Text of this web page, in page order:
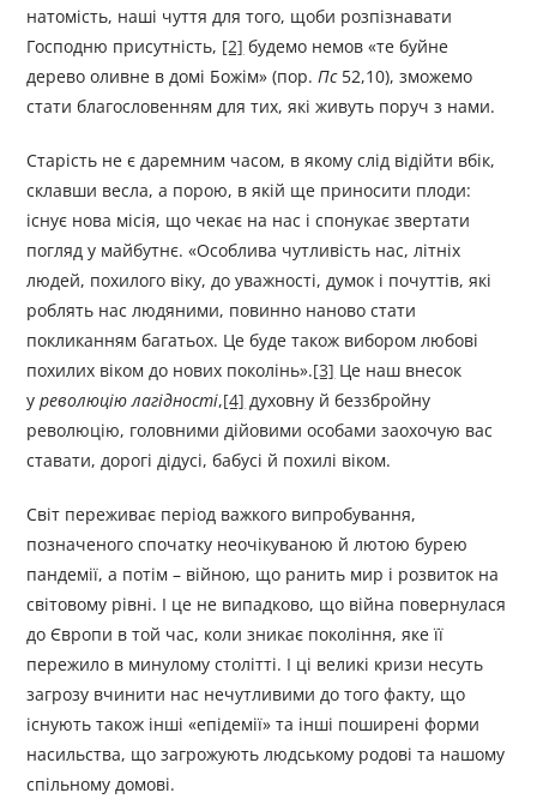
натомість, наші чуття для того, щоби розпізнавати
Господню присутність, [2] будемо немов «те буйне
дерево оливне в домі Божім» (пор.Пс52,10), зможемо
стати благословенням для тих, які живуть поруч з нами.
Старість не є даремним часом, в якому слід відійти вбік,
склавши весла, а порою, в якій ще приносити плоди:
існує нова місія, що чекає на нас і спонукає звертати
погляд у майбутнє. «Особлива чутливість нас, літніх
людей, похилого віку, до уважності, думок і почуттів, які
роблять нас людяними, повинно наново стати
покликанням багатьох. Це буде також вибором любові
похилих віком до нових поколінь».[3] Це наш внесок
уреволюцію лагідності,[4] духовну й беззбройну
революцію, головними дійовими особами заохочую вас
ставати, дорогі дідусі, бабусі й похилі віком.
Світ переживає період важкого випробування,
позначеного спочатку неочікуваною й лютою бурею
пандемії, а потім – війною, що ранить мир і розвиток на
світовому рівні. І це не випадково, що війна повернулася
до Європи в той час, коли зникає покоління, яке її
пережило в минулому столітті. І ці великі кризи несуть
загрозу вчинити нас нечутливими до того факту, що
існують також інші «епідемії» та інші поширені форми
насильства, що загрожують людському родові та нашому
спільному домові.